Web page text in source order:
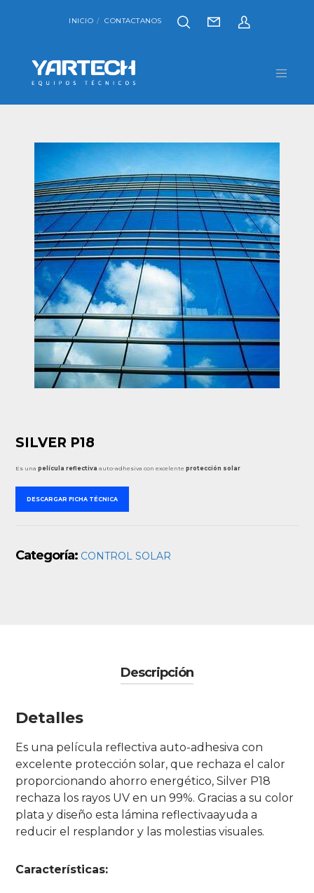
INICIO CONTACTANOS
SILVER P18
Es una película reflectiva auto-adhesiva con excelenteprotección solar
DESCARGAR FICHA TÉCNICA
Categoría: CONTROL SOLAR
Descripción
Detalles
Es una película reflectiva auto-adhesiva con
excelente protección solar, que rechaza el calor
proporcionando ahorro energético, Silver P18
rechaza los rayos UV en un 99%. Gracias a su color
plata y diseño esta lámina reflectivaayuda a
reducir el resplandor y las molestias visuales.
Características: